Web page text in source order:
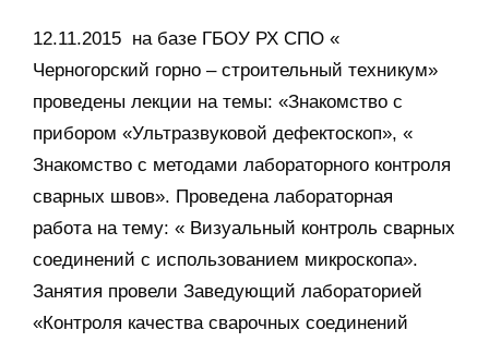
12.11.2015 на базе ГБОУ РХ СПО «
Черногорский горно – строительный техникум»
проведены лекции на темы: «Знакомство с
прибором «Ультразвуковой дефектоскоп», «
Знакомство с методами лабораторного контроля
сварных швов». Проведена лабораторная
работа на тему: « Визуальный контроль сварных
соединений с использованием микроскопа».
Занятия провели Заведующий лабораторией
«Контроля качества сварочных соединений